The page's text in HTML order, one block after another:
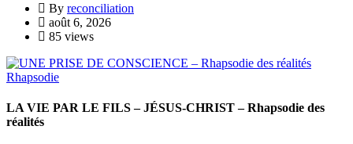
By reconciliation
août 6, 2026
85 views
Rhapsodie
LA VIE PAR LE FILS – JÉSUS-CHRIST – Rhapsodie des
réalités